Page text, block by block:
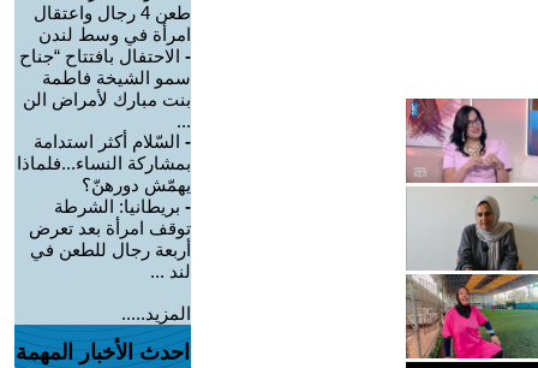
طعن 4 رجال واعتقال
امرأة في وسط لندن
- الاحتفال بافتتاح “جناح
سمو الشيخة فاطمة
بنت مبارك لأمراض الن
...
- السّلام أكثر استدامة
بمشاركة النساء...فلماذا
يهمّش دورهنّ؟
- بريطانيا: الشرطة
توقف امرأة بعد تعرض
أربعة رجال للطعن في
لند ...
المزيد.....
احدث الأخبار المهمة